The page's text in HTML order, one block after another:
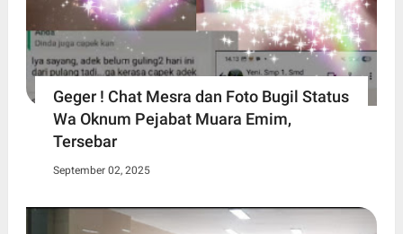
Geger ! Chat Mesra dan Foto Bugil Status
Wa Oknum Pejabat Muara Emim,
Tersebar
September 02, 2025